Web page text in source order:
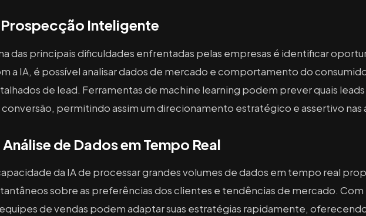
Prospecção Inteligente
das principais dificuldades enfrentadas pelas empresas é identificar
a IA, é possível analisar dados de mercado e comportamento do
de lead. Ferramentas de machine learning podem prever quais
permitindo assim um direcionamento estratégico e assertivo nas
Análise de Dados em Tempo Real
da IA de processar grandes volumes de dados em tempo real
sobre as preferências dos clientes e tendências de mercado. Com
de vendas podem adaptar suas estratégias rapidamente,